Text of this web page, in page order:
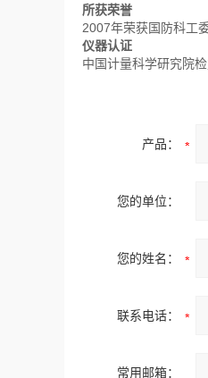
所获荣誉
2007年荣获国防科工
仪器认证
中国计量科学研究院
产品：
您的单位：
您的姓名：
联系电话：
常用邮箱：